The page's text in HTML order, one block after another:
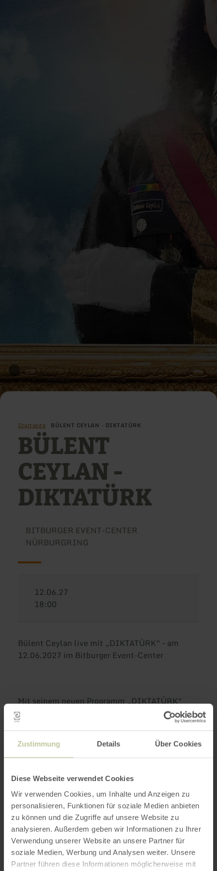
Zustimmung Details Über Cookies
Diese Webseite verwendet Cookies
Wir verwenden Cookies, um Inhalte und Anzeigen zu
personalisieren, Funktionen für soziale Medien anbieten
zu können und die Zugriffe auf unsere Website zu
analysieren. Außerdem geben wir Informationen zu Ihrer
Verwendung unserer Website an unsere Partner für
soziale Medien, Werbung und Analysen weiter. Unsere
Partner führen diese Informationen möglicherweise mit
Startseite BÜLENT CEYLAN - DIKTATÜRK
BÜLENT
CEYLAN -
DIKTATÜRK
BITBURGER EVENT-CENTER
NÜRBURGRING
12.06.27
18:00
Bülent Ceylan live mit „DIKTATÜRK“ – am
12.06.2027 im Bitburger Event-Center
Mit seinem neuen Programm „DIKTATÜRK“
bringt Bülent Ceylan wieder pointierten Humor
und scharfe Beobachtungen auf die Bühne. Die
Themen? Allgegenwärtige Diktatoren – ob in
Politik, Mode, Beziehungen oder Ernährung.
Ständig scheint jemand vorschreiben zu wollen,
wie das Leben zu funktionieren hat. Doch
zurückdiktiert. Bekannte Figuren wie der Thor
werden zum Dikta-Thor, Mompfreeds Waltraut
bekommt endlich eine klare Ansage, Anneliese
verführt auf ihre ganz eigene Weise, Harald lebt
ohnehin nach seinen eigenen Regeln – und
Hasan? Der träumt davon, Diktatürk zu sein,